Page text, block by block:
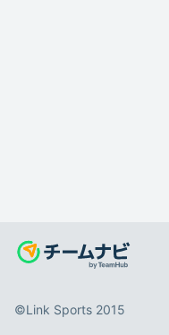
©️Link Sports 2015